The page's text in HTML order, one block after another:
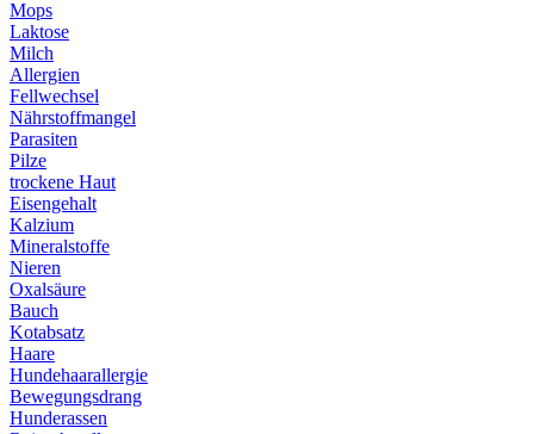
Mops
Laktose
Milch
Allergien
Fellwechsel
Nährstoffmangel
Parasiten
Pilze
trockene Haut
Eisengehalt
Kalzium
Mineralstoffe
Nieren
Oxalsäure
Bauch
Kotabsatz
Haare
Hundehaarallergie
Bewegungsdrang
Hunderassen